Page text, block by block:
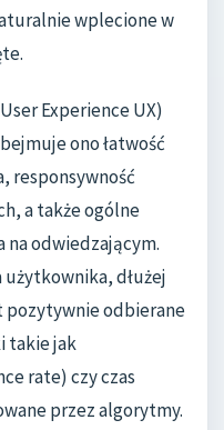
wplecione w
Experience UX)
ono łatwość
responsywność
a także ogólne
na odwiedzającym.
dłużej
pozytywnie odbierane
takie jak
rate) czy czas
przez algorytmy.